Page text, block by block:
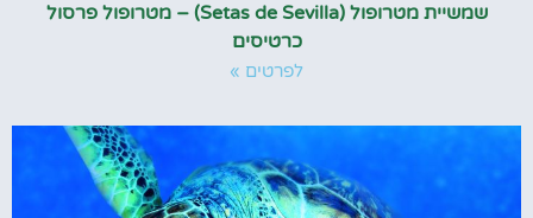
שמשיית מטרופול (Setas de Sevilla) – מטרופול פרסול
כרטיסים
לפרטים »